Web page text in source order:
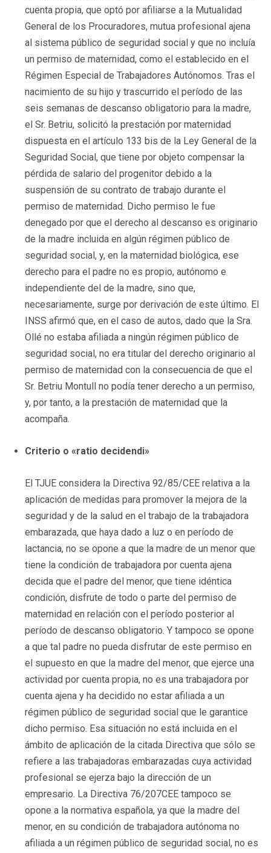
cuenta propia, que optó por afiliarse a la Mutualidad
General de los Procuradores, mutua profesional ajena
al sistema público de seguridad social y que no incluía
un permiso de maternidad, como el establecido en el
Régimen Especial de Trabajadores Autónomos. Tras el
nacimiento de su hijo y trascurrido el período de las
seis semanas de descanso obligatorio para la madre,
el Sr. Betriu, solicitó la prestación por maternidad
dispuesta en el artículo 133 bis de la Ley General de la
Seguridad Social, que tiene por objeto compensar la
pérdida de salario del progenitor debido a la
suspensión de su contrato de trabajo durante el
permiso de maternidad. Dicho permiso le fue
denegado por que el derecho al descanso es originario
de la madre incluida en algún régimen público de
seguridad social, y, en la maternidad biológica, ese
derecho para el padre no es propio, autónomo e
independiente del de la madre, sino que,
necesariamente, surge por derivación de este último. El
INSS afirmó que, en el caso de autos, dado que la Sra.
Ollé no estaba afiliada a ningún régimen público de
seguridad social, no era titular del derecho originario al
permiso de maternidad con la consecuencia de que el
Sr. Betriu Montull no podía tener derecho a un permiso,
y, por tanto, a la prestación de maternidad que la
acompaña.
Criterio o «ratio decidendi»
El TJUE considera la Directiva 92/85/CEE relativa a la
aplicación de medidas para promover la mejora de la
seguridad y de la salud en el trabajo de la trabajadora
embarazada, que haya dado a luz o en período de
lactancia, no se opone a que la madre de un menor que
tiene la condición de trabajadora por cuenta ajena
decida que el padre del menor, que tiene idéntica
condición, disfrute de todo o parte del permiso de
maternidad en relación con el período posterior al
período de descanso obligatorio. Y tampoco se opone
a que tal padre no pueda disfrutar de este permiso en
el supuesto en que la madre del menor, que ejerce una
actividad por cuenta propia, no es una trabajadora por
cuenta ajena y ha decidido no estar afiliada a un
régimen público de seguridad social que le garantice
dicho permiso. Esa situación no está incluida en el
ámbito de aplicación de la citada Directiva que sólo se
refiere a las trabajadoras embarazadas cuya actividad
profesional se ejerza bajo la dirección de un
empresario. La Directiva 76/207CEE tampoco se
opone a la normativa española, ya que la madre del
menor, en su condición de trabajadora autónoma no
afiliada a un régimen público de seguridad social, no es